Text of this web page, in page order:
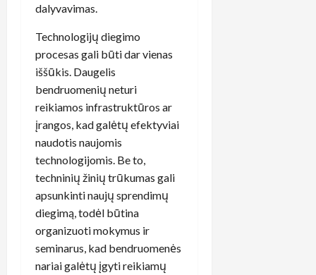
dalyvavimas.
Technologijų diegimo
procesas gali būti dar vienas
iššūkis. Daugelis
bendruomenių neturi
reikiamos infrastruktūros ar
įrangos, kad galėtų efektyviai
naudotis naujomis
technologijomis. Be to,
techninių žinių trūkumas gali
apsunkinti naujų sprendimų
diegimą, todėl būtina
organizuoti mokymus ir
seminarus, kad bendruomenės
nariai galėtų įgyti reikiamų